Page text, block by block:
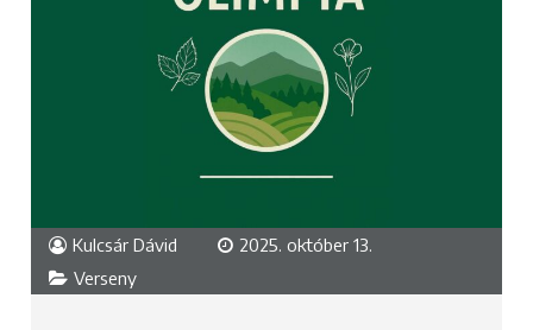
Kulcsár Dávid
2025. október 13.
Verseny